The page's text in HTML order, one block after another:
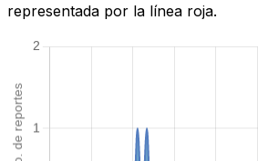
representada por la línea roja.